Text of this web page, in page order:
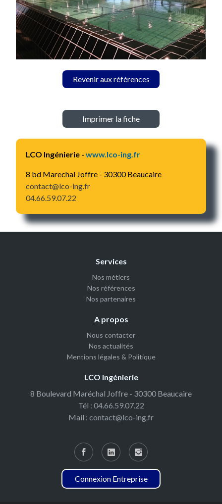
Revenir aux références
Imprimer la fiche
LCO Ingénierie - www.lco-ing.fr
8 bd Marechal Joffre - 30300 Beaucaire
contact@lco-ing.fr
04.66.59.07.22
Services
Nos métiers
Nos références
Nos partenaires
A propos
Nous contacter
Nos actualités
Mentions légales & Politique
LCO Ingénierie
8 Boulevard Maréchal Joffre - 30300 Beaucaire
Tél : 04.66.59.07.22
Mail : contact@lco-ing.fr
Connexion Entreprise